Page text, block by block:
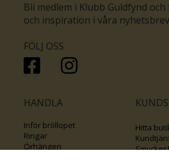
Bli medlem i Klubb Guldfynd
och inspiration i våra nyhetsbrev
FÖLJ OSS
HANDLA
Inför bröllopet
Ringar
Örhängen
Hitta